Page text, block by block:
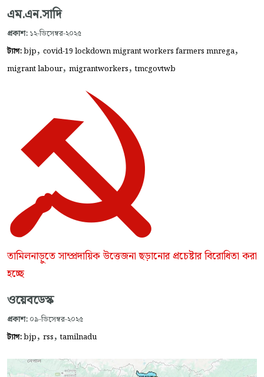
এম.এন.সাদি
প্রকাশ: ১২-ডিসেম্বর-২০২৫
ট্যাগ:bjp, covid-19 lockdown migrant workers farmers mnrega,
migrant labour, migrantworkers,tmcgovtwb
তামিলনাড়ুতে সাম্প্রদায়িক উত্তেজনা ছড়ানোর প্রচেষ্টার বিরোধিতা করা
হচ্ছে
ওয়েবডেস্ক
প্রকাশ: ০৯-ডিসেম্বর-২০২৫
ট্যাগ:bjp, rss,tamilnadu